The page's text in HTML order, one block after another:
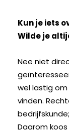
Kun je iets
Wilde je
Nee niet
wel lastig
vinden.
Daarom